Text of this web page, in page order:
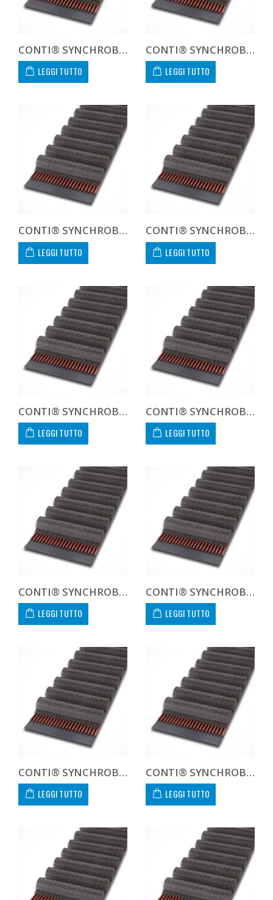
CONTI® SYNCHROBELT HTD8109685
LEGGI TUTTO
CONTI® SYNCHROBELT HTD81120 CUSTOM
LEGGI TUTTO
CONTI® SYNCHROBELT HTD8112020
LEGGI TUTTO
CONTI® SYNCHROBELT HTD8112030
LEGGI TUTTO
CONTI® SYNCHROBELT HTD8112050
LEGGI TUTTO
CONTI® SYNCHROBELT HTD8112085
LEGGI TUTTO
CONTI® SYNCHROBELT HTD81128-400 CUSTOM
LEGGI TUTTO
CONTI® SYNCHROBELT HTD8112820
LEGGI TUTTO
CONTI® SYNCHROBELT HTD8112830
LEGGI TUTTO
CONTI® SYNCHROBELT HTD8112850
LEGGI TUTTO